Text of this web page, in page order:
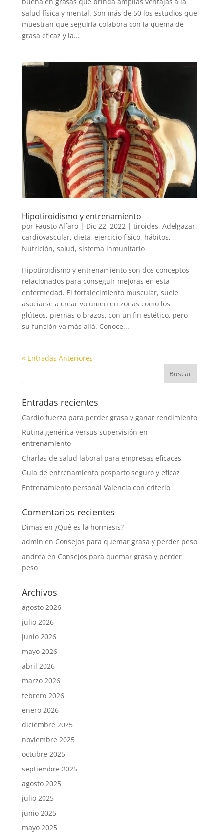
salud física y mental. Son más de 50 los estudios que
muestran que seguirla colabora con la quema de
grasa eficaz y la...
Hipotiroidismo y entrenamiento
por Fausto Alfaro| Dic 22, 2022 | tiroides, Adelgazar,
cardiovascular, dieta, ejercicio fisico, hábitos,
Nutrición, salud, sistema inmunitario
Hipotiroidismo y entrenamiento son dos conceptos
relacionados para conseguir mejoras en esta
enfermedad. El fortalecimiento muscular, suele
asociarse a crear volumen en zonas como los
glúteos, piernas o brazos, con un fin estético, pero
su función va más allá. Conoce...
« Entradas Anteriores
Entradas recientes
Cardio fuerza para perder grasa y ganar rendimiento
Rutina genérica versus supervisión en
entrenamiento
Charlas de salud laboral para empresas eficaces
Guía de entrenamiento posparto seguro y eficaz
Entrenamiento personal Valencia con criterio
Comentarios recientes
Dimas en ¿Qué es la hormesis?
admin en Consejos para quemar grasa y perder peso
andrea en Consejos para quemar grasa y perder
peso
Archivos
agosto 2026
julio 2026
junio 2026
mayo 2026
abril 2026
marzo 2026
febrero 2026
enero 2026
diciembre 2025
noviembre 2025
octubre 2025
septiembre 2025
agosto 2025
julio 2025
junio 2025
mayo 2025